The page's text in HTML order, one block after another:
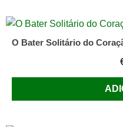
O Bater Solitário do